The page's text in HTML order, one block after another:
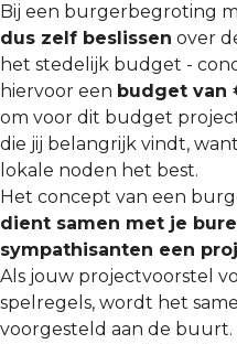
Bij een burgerbegroting
dus zelf beslissen over
het stedelijk budget -
hiervoor een budget van
om voor dit budget
die jij belangrijk vindt,
lokale noden het best.
Het concept van een
dient samen met je
sympathisanten een
Als jouw projectvoorstel
spelregels, wordt het
voorgesteld aan de